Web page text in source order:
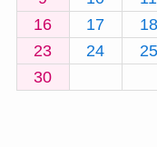
16
17 18
23
24 25
30